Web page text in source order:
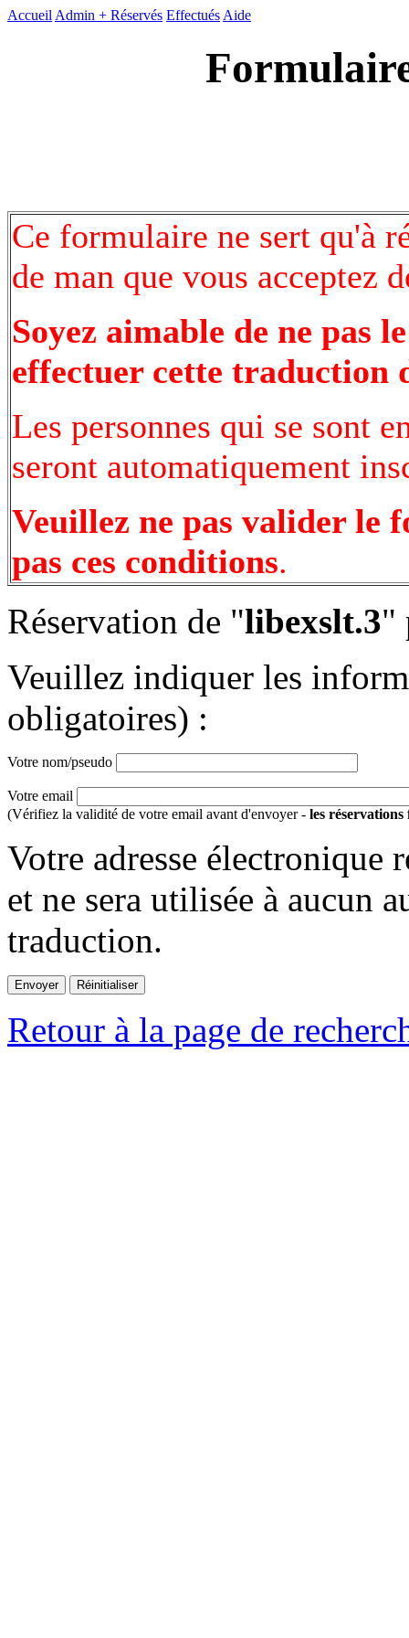
Accueil Admin + Réservés Effectués Aide
Ce formulaire ne sert qu'à
de man que vous acceptez
Soyez aimable de ne pas
effectuer cette traduction
Les personnes qui se sont
seront automatiquement
Veuillez ne pas valider le
pas ces conditions.
Réservation de "libexslt.3"
Veuillez indiquer les
obligatoires) :
Votre nom/pseudo
Votre email
(Vérifiez la validité de votre email avant d'envoyer - les réservations
Votre adresse électronique
et ne sera utilisée à aucun
traduction.
Retour à la page de